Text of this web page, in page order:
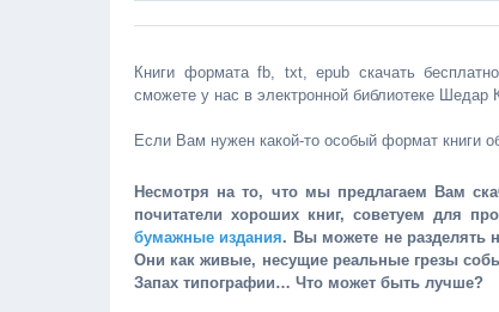
Книги формата fb, txt, epub скачать
сможете у нас в электронной библиотеке Шедар
Если Вам нужен какой-то особый формат книги
Несмотря на то, что мы предлагаем Вам
почитатели хороших книг, советуем для
бумажные издания. Вы можете не разделять
Они как живые, несущие реальные грезы
Запах типографии… Что может быть лучше?